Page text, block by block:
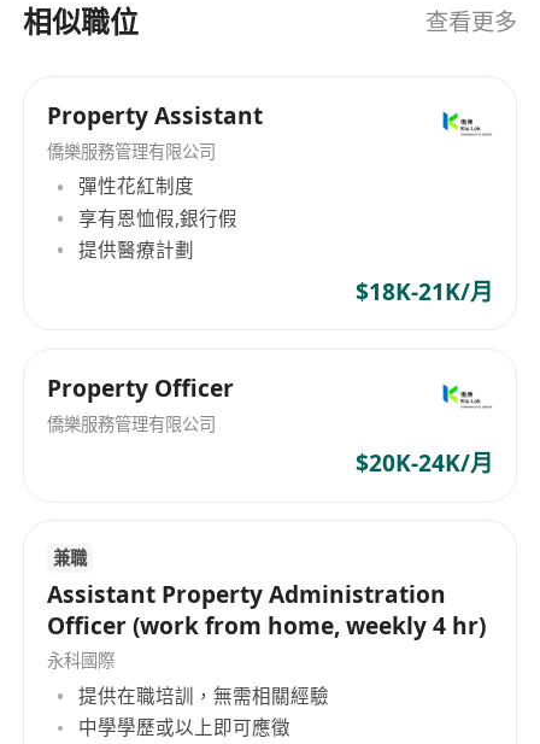
Security Company License No. 1025
相似職位 查看更多
Property Assistant
僑樂服務管理有限公司
彈性花紅制度
享有恩恤假,銀行假
提供醫療計劃
$18K-21K/月
Property Officer
僑樂服務管理有限公司
$20K-24K/月
兼職
Assistant Property Administration
Officer (work from home, weekly 4 hr)
永科國際
提供在職培訓，無需相關經驗
中學學歷或以上即可應徵